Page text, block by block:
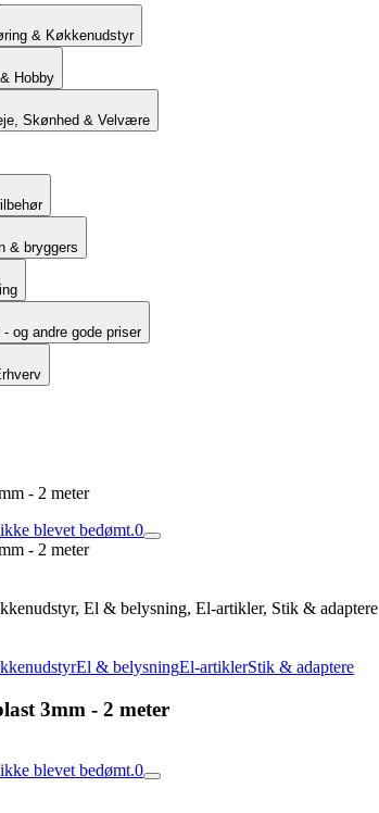
& Køkkenudstyr
Hobby
Skønhed & Velvære
& bryggers
og andre gode priser
- 2 meter
blevet bedømt.0
- 2 meter
El & belysning, El-artikler, Stik & adaptere
El & belysningEl-artiklerStik & adaptere
3mm - 2 meter
blevet bedømt.0